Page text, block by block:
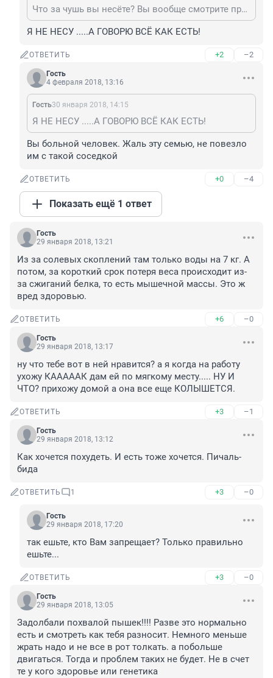
Что за чушь вы несёте? Вы вообще смотрите проект? Вам бы к врачу сходить самой
Я НЕ НЕСУ .....А ГОВОРЮ ВСЁ КАК ЕСТЬ!
ОТВЕТИТЬ +2 –2
Гость
4 февраля 2018, 13:16
Гость30 января 2018, 14:15
Я НЕ НЕСУ .....А ГОВОРЮ ВСЁ КАК ЕСТЬ!
Вы больной человек. Жаль эту семью, не повезло
им с такой соседкой
ОТВЕТИТЬ +0 –4
Показать ещё 1 ответ
Гость
29 января 2018, 13:21
Из за солевых скоплений там только воды на 7 кг. А
потом, за короткий срок потеря веса происходит из-
за сжиганий белка, то есть мышечной массы. Это ж
вред здоровью.
ОТВЕТИТЬ +6 –0
Гость
29 января 2018, 13:17
ну что тебе вот в ней нравится? а я когда на работу
ухожу КАААААК дам ей по мягкому месту..... НУ И
ЧТО? прихожу домой а она все еще КОЛЫШЕТСЯ.
ОТВЕТИТЬ +3 –1
Гость
29 января 2018, 13:12
Как хочется похудеть. И есть тоже хочется. Пичаль-
бида
ОТВЕТИТЬ 1 +3 –0
Гость
29 января 2018, 17:20
так ешьте, кто Вам запрещает? Только правильно
ешьте...
ОТВЕТИТЬ +3 –0
Гость
29 января 2018, 13:05
Задолбали похвалой пышек!!!! Разве это нормально
есть и смотреть как тебя разносит. Немного меньше
жрать надо и не все в рот толкать. а побольше
двигаться. Тогда и проблем таких не будет. Не в счет
те у кого здоровье или генетика